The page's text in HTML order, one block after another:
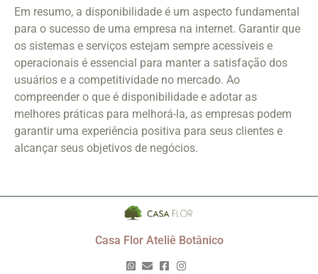
Em resumo, a disponibilidade é um aspecto fundamental
para o sucesso de uma empresa na internet. Garantir que
os sistemas e serviços estejam sempre acessíveis e
operacionais é essencial para manter a satisfação dos
usuários e a competitividade no mercado. Ao
compreender o que é disponibilidade e adotar as
melhores práticas para melhorá-la, as empresas podem
garantir uma experiência positiva para seus clientes e
alcançar seus objetivos de negócios.
Casa Flor Ateliê Botânico